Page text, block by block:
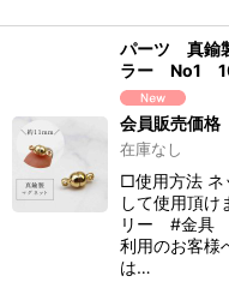
パーツ 真鍮
ラー No1
会員販売価格
在庫なし
□使用方法 ネ
して使用頂
リー #金具
利用のお客
は…